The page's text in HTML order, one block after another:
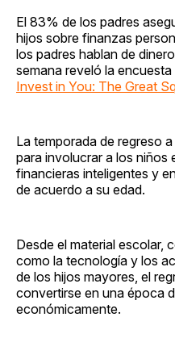
El 83% de los padres
hijos sobre finanzas
los padres hablan de
semana reveló la encuesta
Invest in You: The Great
La temporada de regreso
para involucrar a los niños
financieras inteligentes y
de acuerdo a su edad.
Desde el material escolar,
como la tecnología y los
de los hijos mayores, el
convertirse en una época
económicamente.